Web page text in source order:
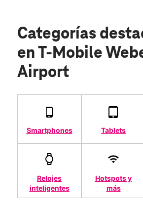
Categorías
en T-Mobile
Airport
Smartphones Tablets
Relojes
inteligentes
Hotspots y
más